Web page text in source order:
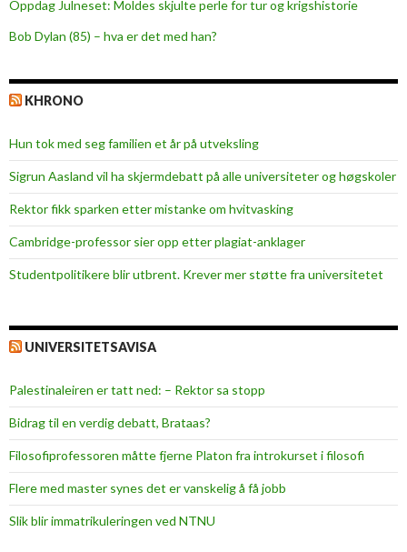
Oppdag Julneset: Moldes skjulte perle for tur og krigshistorie
Bob Dylan (85) – hva er det med han?
KHRONO
Hun tok med seg familien et år på utveksling
Sigrun Aasland vil ha skjerm­debatt på alle universiteter og høgskoler
Rektor fikk sparken etter mistanke om hvitvasking
Cambridge-professor sier opp etter plagiat-anklager
Studentpolitikere blir utbrent. Krever mer støtte fra universitetet
UNIVERSITETSAVISA
Palestinaleiren er tatt ned: – Rektor sa stopp
Bidrag til en verdig debatt, Brataas?
Filosofiprofessoren måtte fjerne Platon fra introkurset i filosofi
Flere med master synes det er vanskelig å få jobb
Slik blir immatrikuleringen ved NTNU